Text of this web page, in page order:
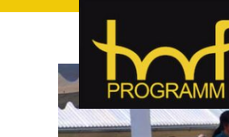
hof-
hof-programm – das